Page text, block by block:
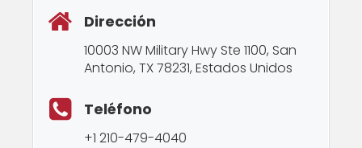
Dirección
10003 NW Military Hwy Ste 1100, San
Antonio, TX 78231, Estados Unidos
Teléfono
+1 210-479-4040